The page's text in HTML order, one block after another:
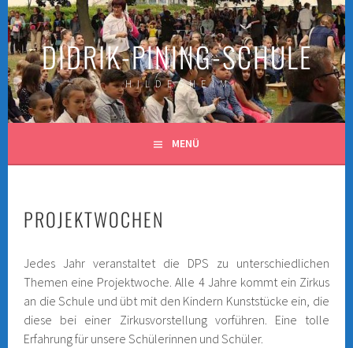
Springe
zum
Inhalt DIDRIK-PINING-SCHULE
H I L D E S H E I M
MENÜ
PROJEKTWOCHEN
Jedes Jahr veranstaltet die DPS zu unterschiedlichen
Themen eine Projektwoche. Alle 4 Jahre kommt ein Zirkus
an die Schule und übt mit den Kindern Kunststücke ein, die
diese bei einer Zirkusvorstellung vorführen. Eine tolle
Erfahrung für unsere Schülerinnen und Schüler.